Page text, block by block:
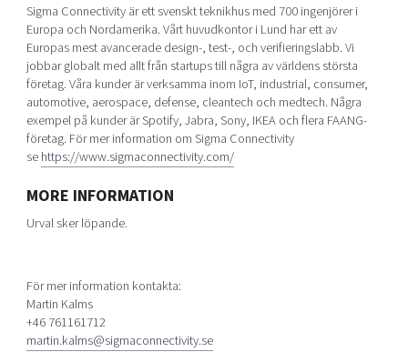
Sigma Connectivity är ett svenskt teknikhus med 700 ingenjörer i
Europa och Nordamerika. Vårt huvudkontor i Lund har ett av
Europas mest avancerade design-, test-, och verifieringslabb. Vi
jobbar globalt med allt från startups till några av världens största
företag. Våra kunder är verksamma inom IoT, industrial, consumer,
automotive, aerospace, defense, cleantech och medtech. Några
exempel på kunder är Spotify, Jabra, Sony, IKEA och flera FAANG-
företag. För mer information om Sigma Connectivity
sehttps://www.sigmaconnectivity.com/
MORE INFORMATION
Urval sker löpande.
För mer information kontakta:
Martin Kalms
+46 761161712
martin.kalms@sigmaconnectivity.se